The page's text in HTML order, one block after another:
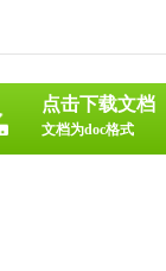
点击下载文档
文档为doc格式